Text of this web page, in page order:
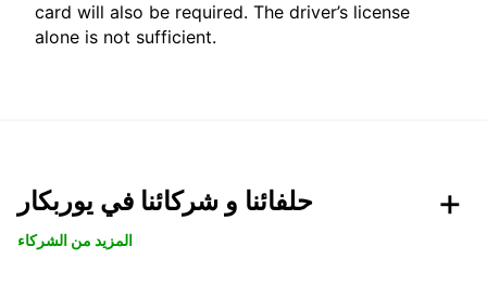
card will also be required. The driver’s license
alone is not sufficient.
حلفائنا و شركائنا في يوربكار
المزيد من الشركاء